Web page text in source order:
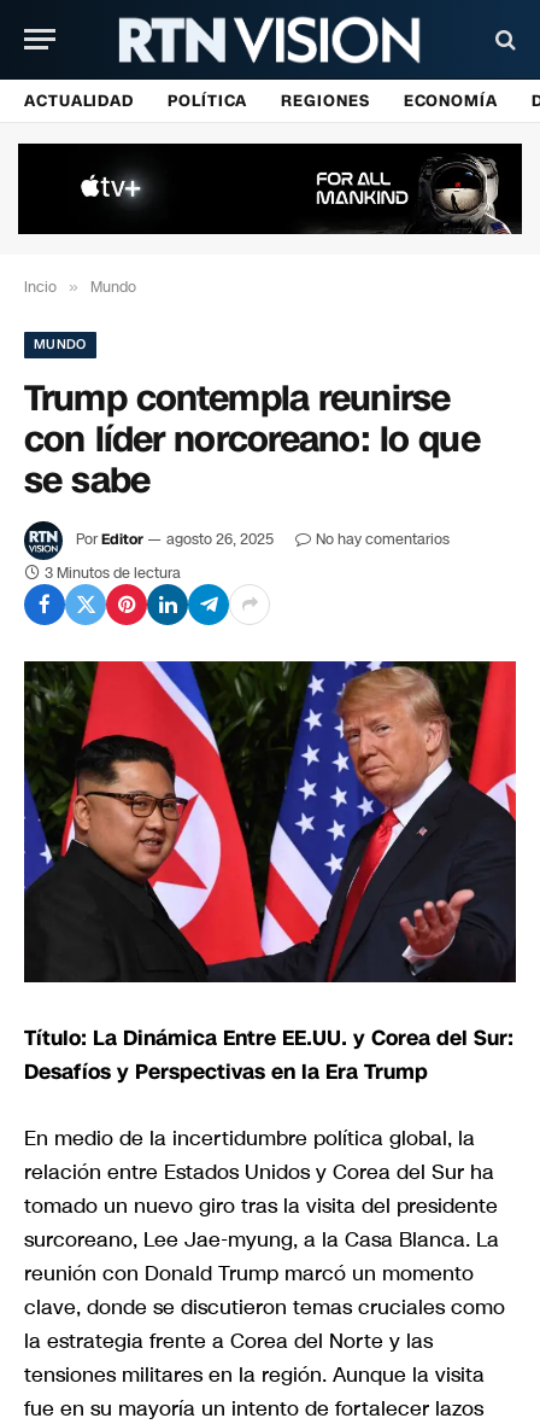
ACTUALIDAD POLÍTICA REGIONES ECONOMÍA
Incio » Mundo
MUNDO
Trump contempla reunirse
con líder norcoreano: lo que
se sabe
PorEditor agosto 26, 2025
No hay comentarios
3 Minutos de lectura
Título: La Dinámica Entre EE.UU. y Corea del Sur:
Desafíos y Perspectivas en la Era Trump
En medio de la incertidumbre política global, la
relación entre Estados Unidos y Corea del Sur ha
tomado un nuevo giro tras la visita del presidente
surcoreano, Lee Jae-myung, a la Casa Blanca. La
reunión con Donald Trump marcó un momento
clave, donde se discutieron temas cruciales como
la estrategia frente a Corea del Norte y las
tensiones militares en la región. Aunque la visita
fue en su mayoría un intento de fortalecer lazos